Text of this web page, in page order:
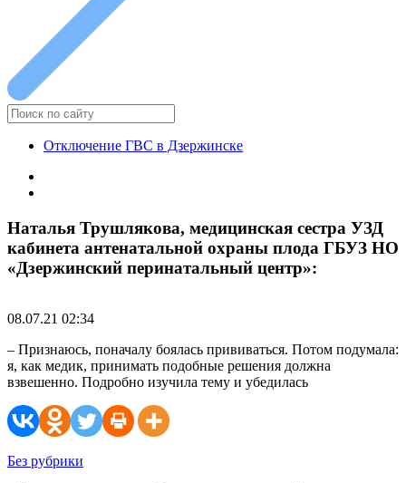
Отключение ГВС в Дзержинске
Наталья Трушлякова, медицинская сестра УЗД
кабинета антенатальной охраны плода ГБУЗ НО
«Дзержинский перинатальный центр»:
08.07.21 02:34
– Признаюсь, поначалу боялась прививаться. Потом подумала:
я, как медик, принимать подобные решения должна
взвешенно. Подробно изучила тему и убедилась
Без рубрики